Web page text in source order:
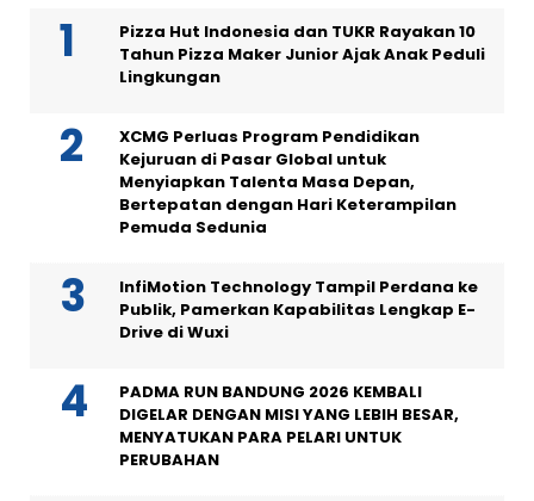
Pizza Hut Indonesia dan TUKR Rayakan 10
Tahun Pizza Maker Junior Ajak Anak Peduli
Lingkungan
XCMG Perluas Program Pendidikan
Kejuruan di Pasar Global untuk
Menyiapkan Talenta Masa Depan,
Bertepatan dengan Hari Keterampilan
Pemuda Sedunia
InfiMotion Technology Tampil Perdana ke
Publik, Pamerkan Kapabilitas Lengkap E-
Drive di Wuxi
PADMA RUN BANDUNG 2026 KEMBALI
DIGELAR DENGAN MISI YANG LEBIH BESAR,
MENYATUKAN PARA PELARI UNTUK
PERUBAHAN